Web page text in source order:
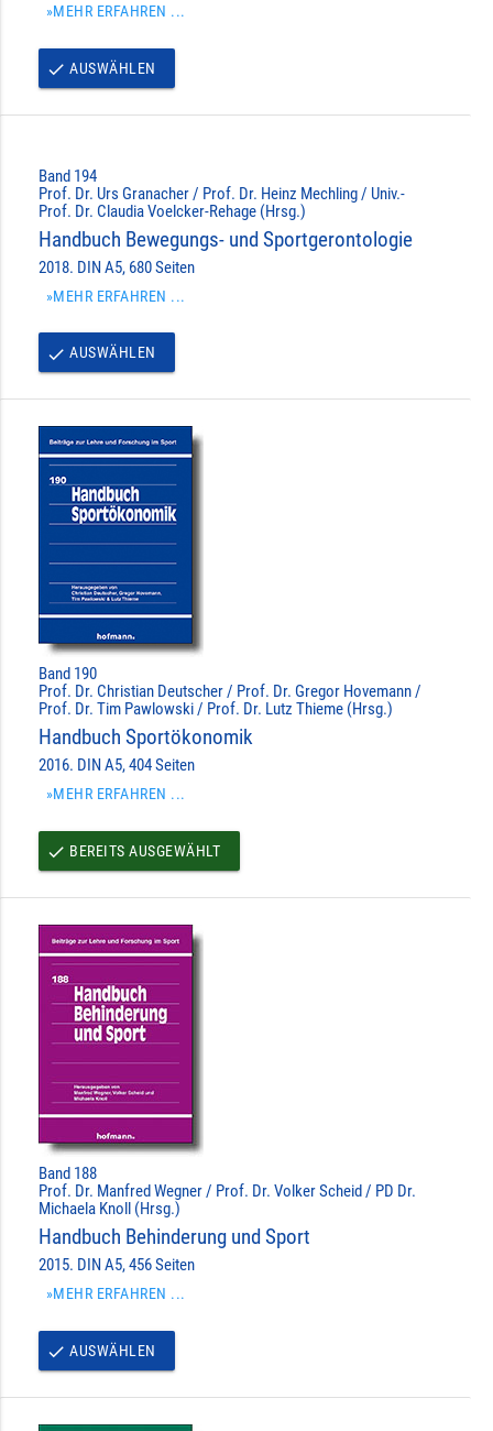
»MEHR ERFAHREN ...
done AUSWÄHLEN
Band 194
Prof. Dr. Urs Granacher / Prof. Dr. Heinz Mechling / Univ.-
Prof. Dr. Claudia Voelcker-Rehage (Hrsg.)
Handbuch Bewegungs- und Sportgerontologie
2018. DIN A5, 680 Seiten
»MEHR ERFAHREN ...
done AUSWÄHLEN
Band 190
Prof. Dr. Christian Deutscher / Prof. Dr. Gregor Hovemann /
Prof. Dr. Tim Pawlowski / Prof. Dr. Lutz Thieme (Hrsg.)
Handbuch Sportökonomik
2016. DIN A5, 404 Seiten
»MEHR ERFAHREN ...
done BEREITS AUSGEWÄHLT
Band 188
Prof. Dr. Manfred Wegner / Prof. Dr. Volker Scheid / PD Dr.
Michaela Knoll (Hrsg.)
Handbuch Behinderung und Sport
2015. DIN A5, 456 Seiten
»MEHR ERFAHREN ...
done AUSWÄHLEN